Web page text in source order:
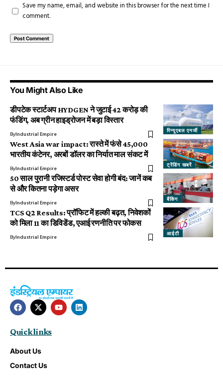
Save my name, email, and website in this browser for the next time I
comment.
You Might Also Like
रिन्यूएबल एनर्जी
डीपटेक स्टार्टअप HYDGEN ने जुटाई ₹42 करोड़ की
फंडिंग, अब ग्रीन हाइड्रोजन में बड़ा विस्तार
ByIndustrial Empire
ट्रेंडिंग खबरें
West Asia war impact: रास्ते में फंसे 45,000
भारतीय कंटेनर, अरबों डॉलर का निर्यात माल संकट में
ByIndustrial Empire
बैंकिंग
50 साल पुरानी रजिस्टर्ड पोस्ट सेवा होगी बंद: जानें कब
से और कितना पड़ेगा असर
ByIndustrial Empire
आईटी
TCS Q2 Results: प्रॉफिट में हल्की बढ़त, निवेशकों
को मिला ₹11 का डिविडेंड, एआई रणनीति पर फोकस
ByIndustrial Empire
Quick links
About Us
Contact Us